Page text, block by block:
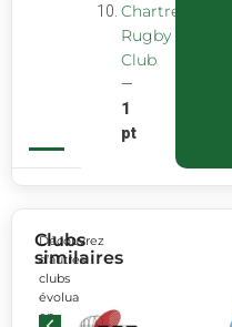
Chartreuse
Rugby
Club
—
1
pt
Clubs
similaires
Découvrez
d’autres
clubs
évoluant
en